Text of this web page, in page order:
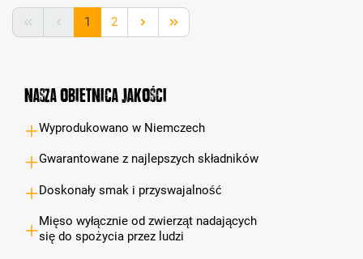
Strona
1 Strona
2
Nasza obietnica jakości
Wyprodukowano w Niemczech
Gwarantowane z najlepszych składników
Doskonały smak i przyswajalność
Mięso wyłącznie od zwierząt nadających
się do spożycia przez ludzi